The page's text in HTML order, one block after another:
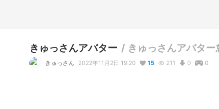
きゅっさんアバター / きゅっさんアバター
きゅっさん 2022年11月2日 19:20 15 211 0 0